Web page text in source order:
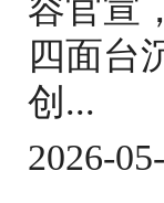
容官宣
四面台
创...
2026-